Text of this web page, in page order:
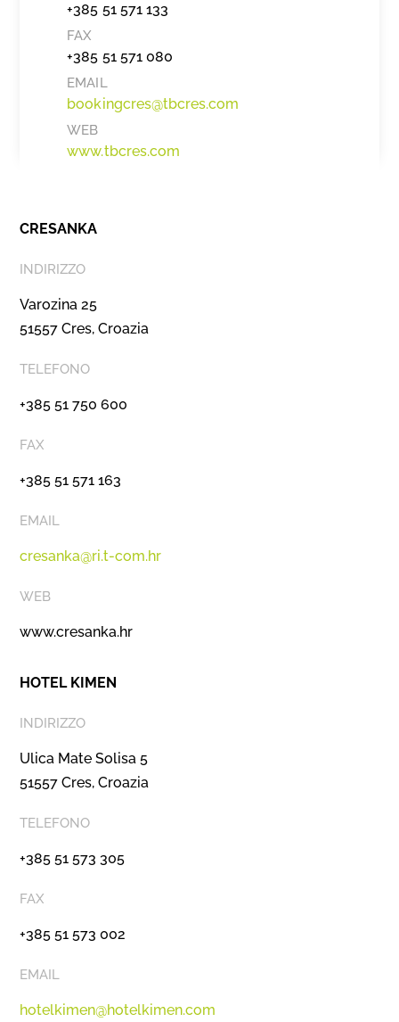
+385 51 571 133
FAX
+385 51 571 080
EMAIL
bookingcres@tbcres.com
WEB
www.tbcres.com
CRESANKA
INDIRIZZO
Varozina 25
51557 Cres, Croazia
TELEFONO
+385 51 750 600
FAX
+385 51 571 163
EMAIL
cresanka@ri.t-com.hr
WEB
www.cresanka.hr
HOTEL KIMEN
INDIRIZZO
Ulica Mate Solisa 5
51557 Cres, Croazia
TELEFONO
+385 51 573 305
FAX
+385 51 573 002
EMAIL
hotelkimen@hotelkimen.com